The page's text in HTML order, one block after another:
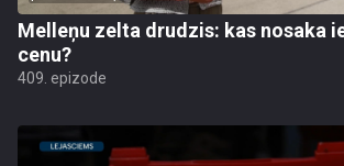
Melleņu zelta drudzis: kas nosaka
cenu?
409. epizode